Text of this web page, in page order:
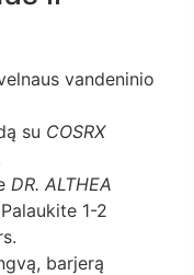
vandeninio
su COSRX
DR. ALTHEA
1-2
barjerą